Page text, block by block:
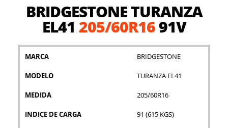
BRIDGESTONE TURANZA
EL41 205/60R1691V
MARCA BRIDGESTONE
MODELO TURANZA EL41
MEDIDA 205/60R16
INDICE DE CARGA 91 (615 KGS)
galería
imágenes